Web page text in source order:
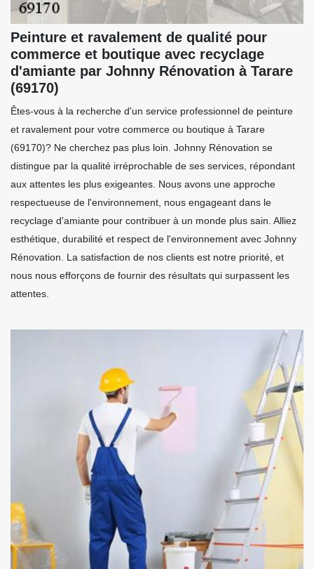
Peinture et ravalement de qualité pour
commerce et boutique avec recyclage
d'amiante par Johnny Rénovation à Tarare
(69170)
Êtes-vous à la recherche d'un service professionnel de peinture
et ravalement pour votre commerce ou boutique à Tarare
(69170)? Ne cherchez pas plus loin. Johnny Rénovation se
distingue par la qualité irréprochable de ses services, répondant
aux attentes les plus exigeantes. Nous avons une approche
respectueuse de l'environnement, nous engageant dans le
recyclage d'amiante pour contribuer à un monde plus sain. Alliez
esthétique, durabilité et respect de l'environnement avec Johnny
Rénovation. La satisfaction de nos clients est notre priorité, et
nous nous efforçons de fournir des résultats qui surpassent les
attentes.